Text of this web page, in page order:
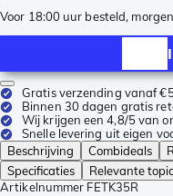
Voor 18:00 uur besteld,
Gratis verzending vanaf
Binnen 30 dagen gratis
Wij krijgen een 4,8/5 van
Snelle levering uit eigen
Beschrijving
Combideals
Specificaties
Relevante
Artikelnummer FETK35R